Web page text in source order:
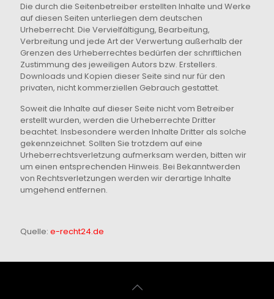
Die durch die Seitenbetreiber erstellten Inhalte und Werke
auf diesen Seiten unterliegen dem deutschen
Urheberrecht. Die Vervielfältigung, Bearbeitung,
Verbreitung und jede Art der Verwertung außerhalb der
Grenzen des Urheberrechtes bedürfen der schriftlichen
Zustimmung des jeweiligen Autors bzw. Erstellers.
Downloads und Kopien dieser Seite sind nur für den
privaten, nicht kommerziellen Gebrauch gestattet.
Soweit die Inhalte auf dieser Seite nicht vom Betreiber
erstellt wurden, werden die Urheberrechte Dritter
beachtet. Insbesondere werden Inhalte Dritter als solche
gekennzeichnet. Sollten Sie trotzdem auf eine
Urheberrechtsverletzung aufmerksam werden, bitten wir
um einen entsprechenden Hinweis. Bei Bekanntwerden
von Rechtsverletzungen werden wir derartige Inhalte
umgehend entfernen.
Quelle: e-recht24.de